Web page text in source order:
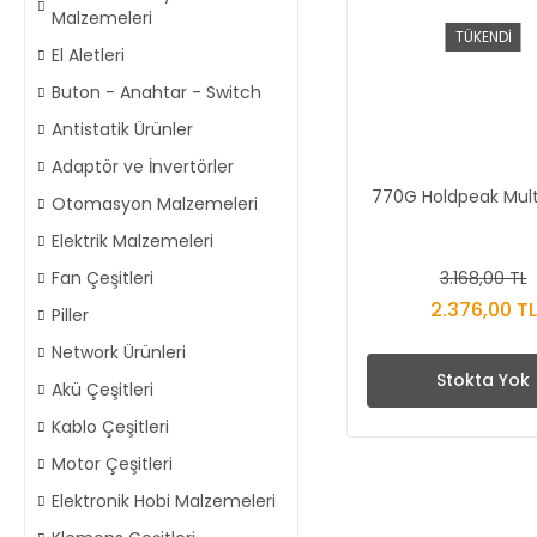
Malzemeleri
El Aletleri
Buton - Anahtar - Switch
Antistatik Ürünler
Adaptör ve İnvertörler
Otomasyon Malzemeleri
Elektrik Malzemeleri
Fan Çeşitleri
Piller
Network Ürünleri
Akü Çeşitleri
Kablo Çeşitleri
Motor Çeşitleri
Elektronik Hobi Malzemeleri
TÜKENDİ
770G Holdpeak
3.168,00 TL
2.376,00 TL
Stokta Yok